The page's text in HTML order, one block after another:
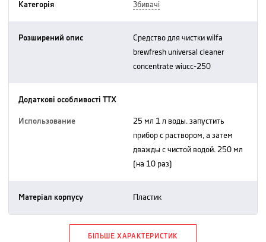
Категорія збивачі
Розширений опис
средство для чистки wilfa
brewfresh universal cleaner
concentrate wiucc-250
Додаткові особливості ТТХ
Использование
25 мл 1 л воды. запустить
прибор с раствором, а затем
дважды с чистой водой. 250 мл
(на 10 раз)
Матеріал корпусу пластик
БІЛЬШЕ ХАРАКТЕРИСТИК